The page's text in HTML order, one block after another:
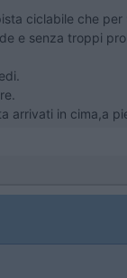
ciclabile che
e senza troppi
arrivati in cima,a